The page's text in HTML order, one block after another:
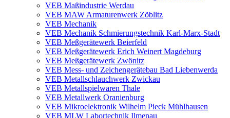
VEB Maßindustrie Werdau
VEB MAW Armaturenwerk Zöblitz
VEB Mechanik
VEB Mechanik Schmierungstechnik Karl-Marx-Stadt
VEB Meßgerätewerk Beierfeld
VEB Meßgerätewerk Erich Weinert Magdeburg
VEB Meßgerätewerk Zwönitz
VEB Mess- und Zeichengerätebau Bad Liebenwerda
VEB Metallschlauchwerk Zwickau
VEB Metallspielwaren Thale
VEB Metallwerk Oranienburg
VEB Mikroelektronik Wilhelm Pieck Mühlhausen
VEB MLW Labortechnik Ilmenau